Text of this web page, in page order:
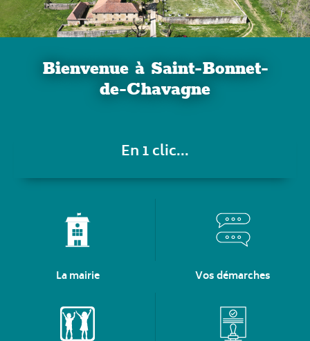
Bienvenue à Saint-Bonnet-
de-Chavagne
En 1 clic...
La mairie Vos démarches